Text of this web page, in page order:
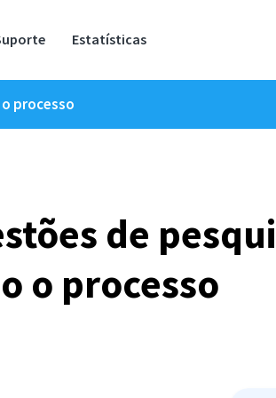
Estatísticas
processo
de
o processo